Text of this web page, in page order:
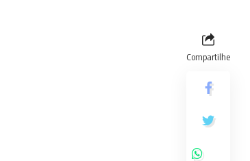
Compartilhe